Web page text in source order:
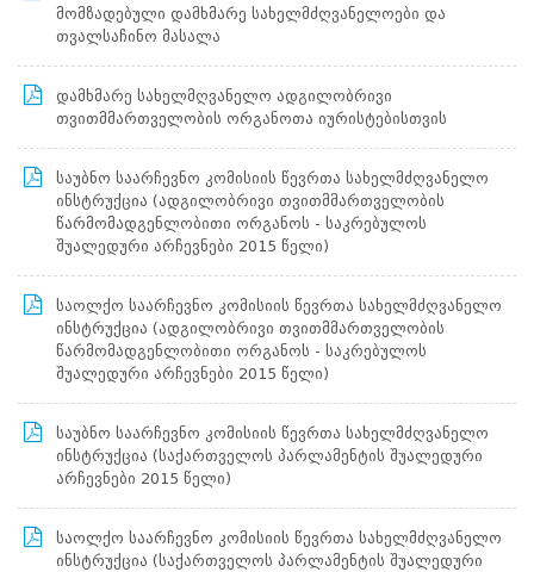
ინფორმაციის
ხელმისაწვდომობის
პირი
პერსონალურ
მონაცემთა
დაცვის
ოფიცერი
წლიური
ანგარიში
საჯარო
ინფორმაციის
ყოველწლიური
ანგარიში
საკადრო
განრიგი
კონკურსის
ჩატარების
წესი
გამოცხადებული
კონკურსები
მომზადებული დამხმარე სახელმძღვანელოები და
თვალსაჩინო მასალა
დამხმარე სახელმღვანელო ადგილობრივი
თვითმმართველობის ორგანოთა იურისტებისთვის
საუბნო საარჩევნო კომისიის წევრთა სახელმძღვანელო
ინსტრუქცია (ადგილობრივი თვითმმართველობის
წარმომადგენლობითი ორგანოს - საკრებულოს
შუალედური არჩევნები 2015 წელი)
საოლქო საარჩევნო კომისიის წევრთა სახელმძღვანელო
ინსტრუქცია (ადგილობრივი თვითმმართველობის
წარმომადგენლობითი ორგანოს - საკრებულოს
შუალედური არჩევნები 2015 წელი)
საუბნო საარჩევნო კომისიის წევრთა სახელმძღვანელო
ინსტრუქცია (საქართველოს პარლამენტის შუალედური
არჩევნები 2015 წელი)
საოლქო საარჩევნო კომისიის წევრთა სახელმძღვანელო
ინსტრუქცია (საქართველოს პარლამენტის შუალედური